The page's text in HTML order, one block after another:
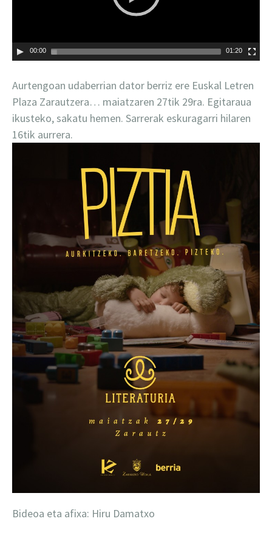
00:00 01:20
Aurtengoan udaberrian dator berriz ere Euskal Letren
Plaza Zarautzera… maiatzaren 27tik 29ra. Egitaraua
ikusteko, sakatu hemen. Sarrerak eskuragarri hilaren
16tik aurrera.
Bideoa eta afixa: Hiru Damatxo